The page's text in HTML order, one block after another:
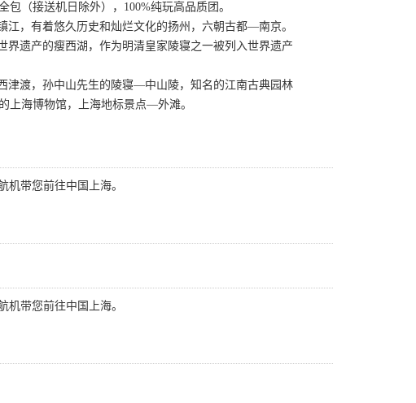
（接送机日除外），100%纯玩高品质团。
，有着悠久历史和灿烂文化的扬州，六朝古都—南京。
界遗产的瘦西湖，作为明清皇家陵寝之一被列入世界遗产
津渡，孙中山先生的陵寝—中山陵，知名的江南古典园林
上海博物馆，上海地标景点—外滩。
带您前往中国上海。
带您前往中国上海。